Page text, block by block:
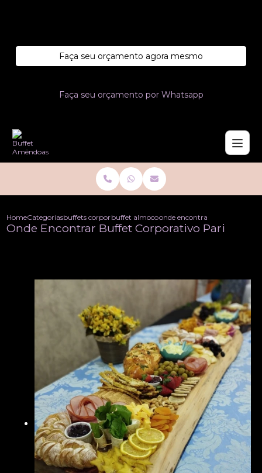
Faça seu orçamento agora mesmo
Faça seu orçamento por Whatsapp
HomeCategoriasbuffets corporativobuffet almoco corporativo
onde encontrar buffet
Onde Encontrar Buffet Corporativo Pari